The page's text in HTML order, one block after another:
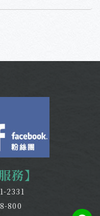
務】
2331
800